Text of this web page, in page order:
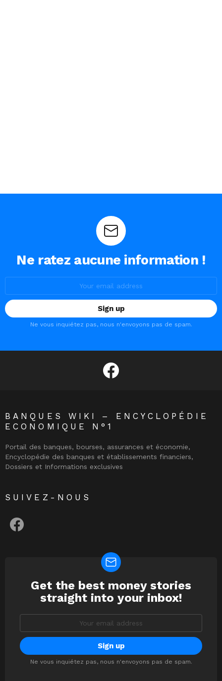
Ne ratez aucune information !
Ne vous inquiétez pas, nous n'envoyons pas de spam.
facebook
BANQUES WIKI – ENCYCLOPÉDIE
ECONOMIQUE N°1
Portail des banques, bourses, assurances et économie,
Encyclopédie des banques et établissements financiers,
Dossiers et Informations exclusives
SUIVEZ-NOUS
NEWSLETTER
Get the best money stories
straight into your inbox!
Ne vous inquiétez pas, nous n'envoyons pas de spam.